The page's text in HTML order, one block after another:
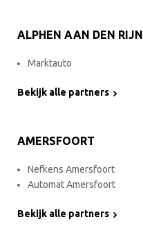
ALPHEN AAN DEN RIJN
Marktauto
Bekijk alle partners
AMERSFOORT
Nefkens Amersfoort
Automat Amersfoort
Bekijk alle partners